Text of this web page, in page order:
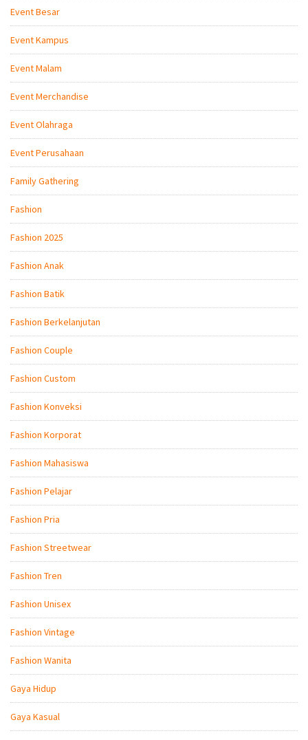
Event Besar
Event Kampus
Event Malam
Event Merchandise
Event Olahraga
Event Perusahaan
Family Gathering
Fashion
Fashion 2025
Fashion Anak
Fashion Batik
Fashion Berkelanjutan
Fashion Couple
Fashion Custom
Fashion Konveksi
Fashion Korporat
Fashion Mahasiswa
Fashion Pelajar
Fashion Pria
Fashion Streetwear
Fashion Tren
Fashion Unisex
Fashion Vintage
Fashion Wanita
Gaya Hidup
Gaya Kasual